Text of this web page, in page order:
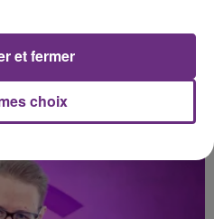
choix
et fermer